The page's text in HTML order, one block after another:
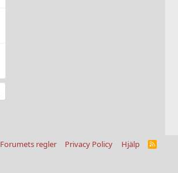
Forumets regler Privacy Policy Hjälp
R